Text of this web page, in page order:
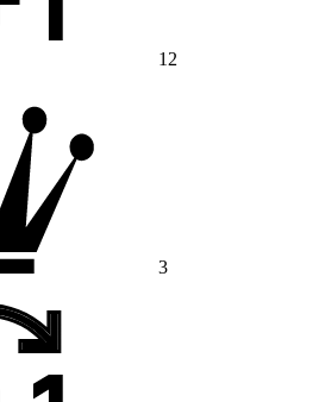
12
3